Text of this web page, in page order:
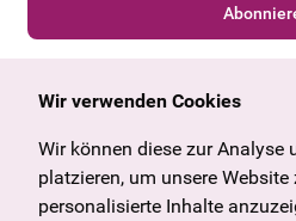
Allgemein
Angebote & News
U27
Geschenkgutschein
Wir verwenden Cookies
Wir können diese zur Analyse
platzieren, um unsere Website
personalisierte Inhalte